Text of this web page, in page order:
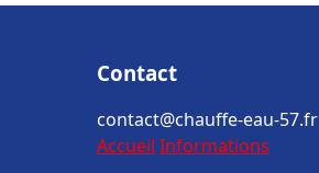
Contact
contact@chauffe-eau-57.fr
Accueil Informations